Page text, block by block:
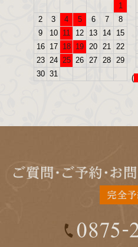
1
2
3 4 5 6 7
8
9
10 11 12 13 14
15
16
17 18 19 20 21
22
23
24 25 26 27 28
29
30 31
(